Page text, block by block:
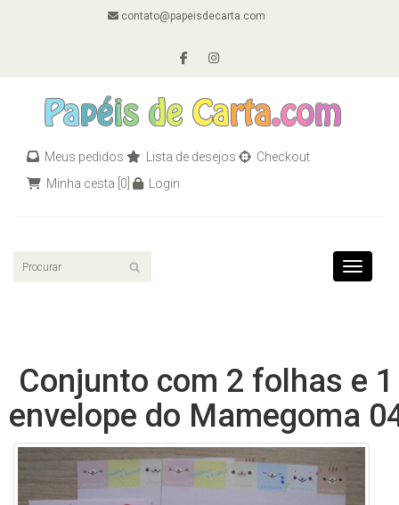
contato@papeisdecarta.com
Meus pedidos Lista de desejos
Checkout
Minha cesta [0] Login
Toggle
Conjunto com 2 folhas e 1
envelope do Mamegoma